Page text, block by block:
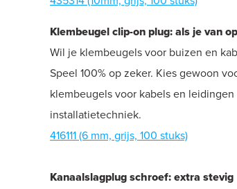
Klembeugel clip-on plug: als je van
Wil je klembeugels voor buizen en
Speel 100% op zeker. Kies gewoon
klembeugels voor kabels en
installatietechniek.
416111 (6 mm, grijs, 100 stuks)
Kanaalslagplug schroef: extra stevig